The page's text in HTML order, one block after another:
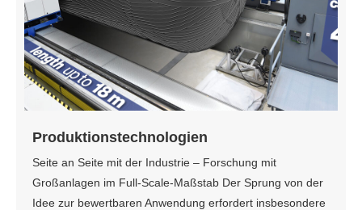
Produktionstechnologien
Seite an Seite mit der Industrie – Forschung mit
Großanlagen im Full-Scale-Maßstab Der Sprung von der
Idee zur bewertbaren Anwendung erfordert insbesondere